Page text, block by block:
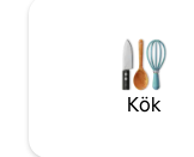
Kök